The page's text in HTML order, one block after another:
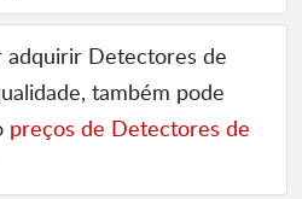
adquirir Detectores de
também pode
preços de Detectores de